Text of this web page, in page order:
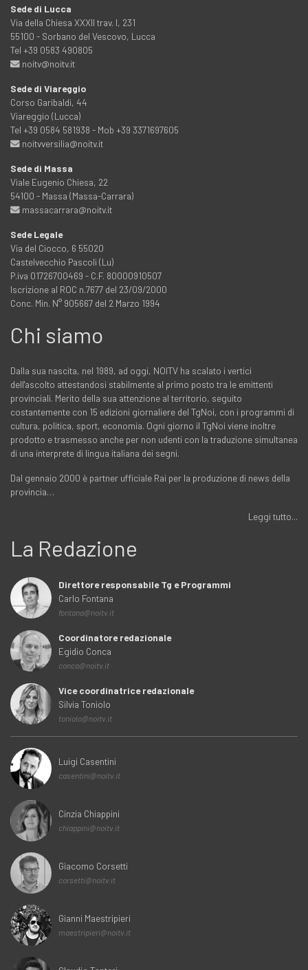
Sede di Lucca
Via della Chiesa XXXII trav. I, 231
55100 - Sorbano del Vescovo, Lucca
Tel +39 0583 490805
noitv@noitv.it
Sede di Viareggio
Corso Garibaldi, 44
Viareggio (Lucca)
Tel +39 0584 581938 - Mob +39 3371697605
noitvversilia@noitv.it
Sede di Massa
Viale Eugenio Chiesa, 22
54100 - Massa (Massa-Carrara)
massacarrara@noitv.it
Sede Legale
Via del Ciocco, 6 55020
Castelvecchio Pascoli (Lu)
P.iva 01726700469 - C.F. 80000910507
Iscrizione al ROC n.7677 del 23/09/2000
Conc. Min. N° 905667 del 2 Marzo 1994
Chi siamo
Dalla sua nascita, nel 1989, ad oggi, NOITV ha scalato i vertici
dell'ascolto attestandosi stabilmente al primo posto tra le emittenti
provinciali. Merito della sua attenzione al territorio, seguito
costantemente con 15 edizioni giornaliere del TgNoi, con i programmi di
cultura, politica, sport, economia. Ogni giorno il TgNoi viene inoltre
prodotto e trasmesso anche per non udenti con la traduzione simultanea
di una interprete di lingua italiana dei segni.
Dal gennaio 2000 è partner ufficiale Rai per la produzione di news della
provincia…
Leggi tutto...
La Redazione
Direttore responsabile Tg e Programmi
Carlo Fontana
fontana@noitv.it
Coordinatore redazionale
Egidio Conca
conca@noitv.it
Vice coordinatrice redazionale
Silvia Toniolo
toniolo@noitv.it
Luigi Casentini
casentini@noitv.it
Cinzia Chiappini
chiappini@noitv.it
Giacomo Corsetti
corsetti@noitv.it
Gianni Maestripieri
maestripieri@noitv.it